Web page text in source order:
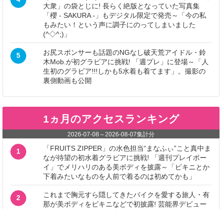
大衆」の袋とじに! 長らく絶版となっていた写真集
「櫻 - SAKURA -」もデジタル限定で発売～「今の私
もみたい！という声に調子にのってしまいました
(^◇^;)」
5
お尻スポンサーも話題のNGなし破天荒アイドル・鈴
木Mob.が初グラビアに挑戦! 「週プレ」に登場～「人
生初のグラビア!!!しかも5水着も着てます」。撮影の
裏側動画も公開
1ヵ月のアクセスランキング
2026-07-08 ～2026-08-07集計分
1
「FRUITS ZIPPER」の水色担当“まなふぃ”こと真中ま
なが待望の初水着グラビアに挑戦! 「週刊プレイボー
イ」でメリハリのある美ボディを披露～「ビキニとか
下着みたいなものを人前で着るのは初めてかも」
2
これまで胸元すら隠してきたバイクを愛する旅人・有
那が美ボディをビキニなどで初披露! 芸能界デビュー